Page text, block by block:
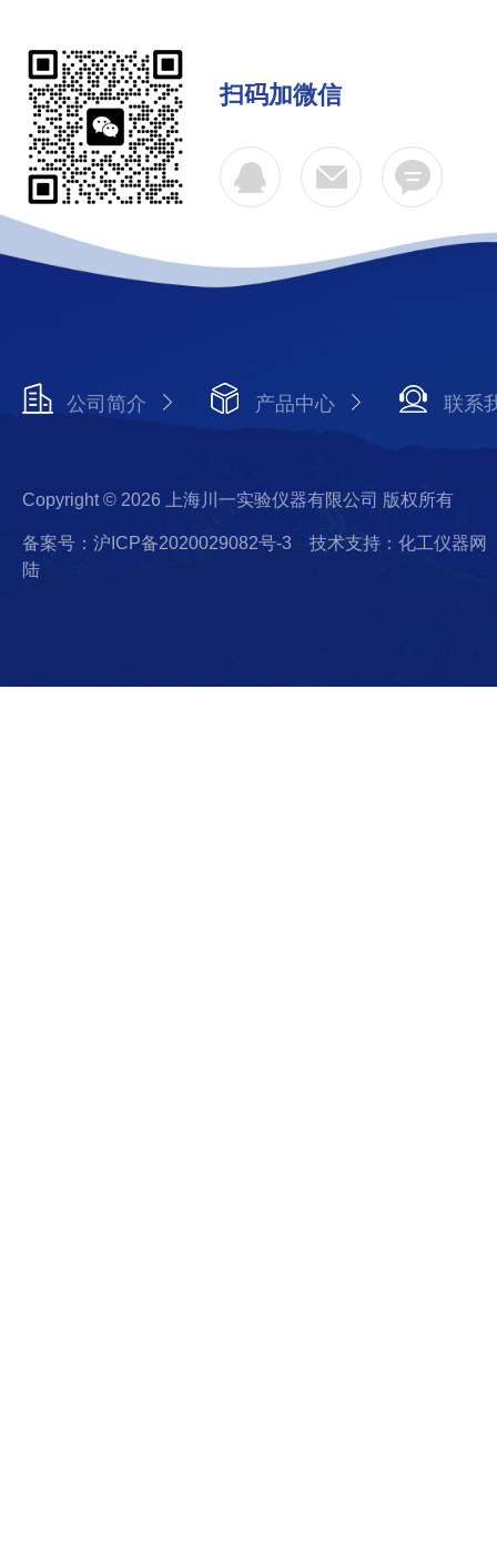
扫码加微信
公司简介 产品中心 联系
Copyright © 2026 上海川一实验仪器有限公司 版权所有
备案号：沪ICP备2020029082号-3
技术支持：化工仪器网
陆